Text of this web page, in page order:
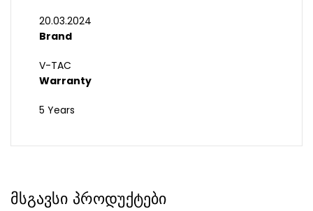
20.03.2024
Brand
V-TAC
Warranty
5 Years
მსგავსი პროდუქტები